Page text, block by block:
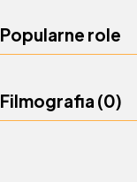
Popularne role
Filmografia (0)